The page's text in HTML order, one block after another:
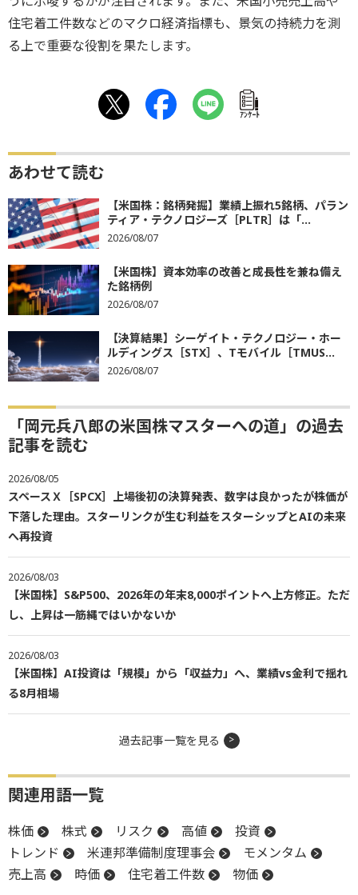
住宅着工件数などのマクロ経済指標も、景気の持続力を測
る上で重要な役割を果たします。
ｱﾝｹｰﾄ
あわせて読む
【米国株：銘柄発掘】業績上振れ5銘柄、パラン
ティア・テクノロジーズ［PLTR］は「...
2026/08/07
【米国株】資本効率の改善と成長性を兼ね備え
た銘柄例
2026/08/07
【決算結果】シーゲイト・テクノロジー・ホー
ルディングス［STX］、Tモバイル［TMUS...
2026/08/07
「岡元兵八郎の米国株マスターへの道」の過去
記事を読む
2026/08/05
スペースＸ［SPCX］上場後初の決算発表、数字は良かったが株価が
下落した理由。スターリンクが生む利益をスターシップとAIの未来
へ再投資
2026/08/03
【米国株】S&P500、2026年の年末8,000ポイントへ上方修正。ただ
し、上昇は一筋縄ではいかないか
2026/08/03
【米国株】AI投資は「規模」から「収益力」へ、業績vs金利で揺れ
る8月相場
過去記事一覧を見る
関連用語一覧
株価 株式 リスク 高値
投資
トレンド
米連邦準備制度理事会
モメンタム
売上高
時価 住宅着工件数
物価